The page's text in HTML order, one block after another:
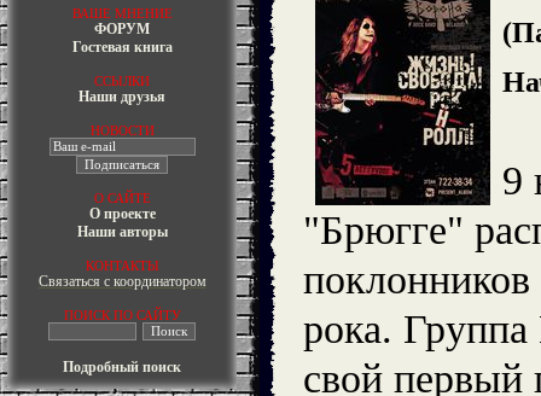
ВАШЕ МНЕНИЕ
ФОРУМ
Гостевая книга
ССЫЛКИ
Наши друзья
НОВОСТИ
О САЙТЕ
О проекте
Наши авторы
КОНТАКТЫ
Связаться с координатором
ПОИСК ПО САЙТУ
Подробный поиск
9
"Брюгге"
поклонников
рока.
свой